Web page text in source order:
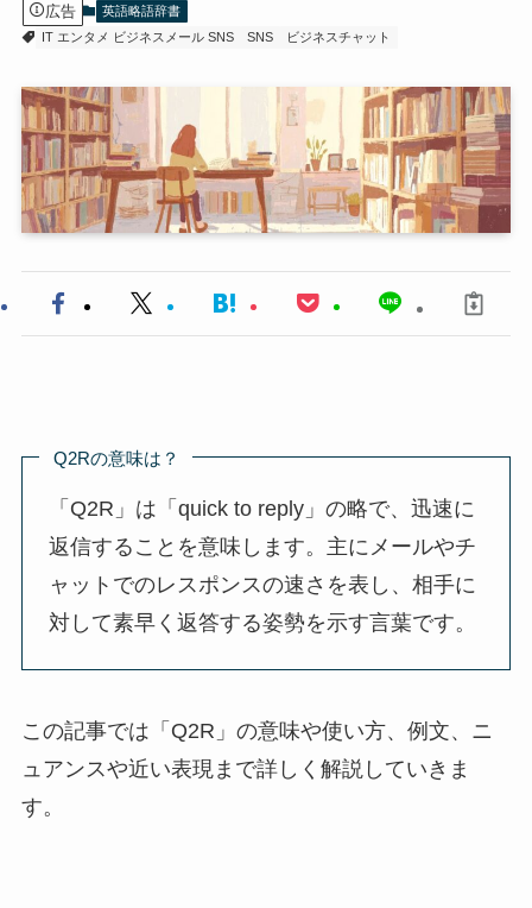
広告
英語略語辞書
IT エンタメ ビジネスメール SNS
SNS ビジネスチャット
Q2Rの意味は？
「Q2R」は「quick to reply」の略で、迅速に
返信することを意味します。主にメールやチ
ャットでのレスポンスの速さを表し、相手に
対して素早く返答する姿勢を示す言葉です。
この記事では「Q2R」の意味や使い方、例文、ニ
ュアンスや近い表現まで詳しく解説していきま
す。